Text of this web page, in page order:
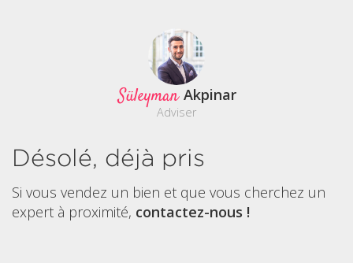
Süleyman Akpinar
Adviser
Désolé, déjà pris
Si vous vendez un bien et que vous cherchez un
expert à proximité, contactez-nous !